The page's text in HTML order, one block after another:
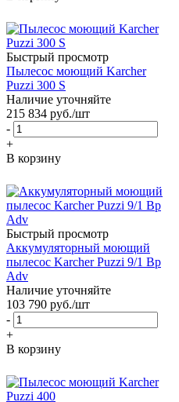
Быстрый просмотр
Пылесос моющий Karcher
Puzzi 300 S
Наличие уточняйте
215 834 руб./шт
-
+
В корзину
Быстрый просмотр
Аккумуляторный моющий
пылесос Karcher Puzzi 9/1 Bp
Adv
Наличие уточняйте
103 790 руб./шт
-
+
В корзину